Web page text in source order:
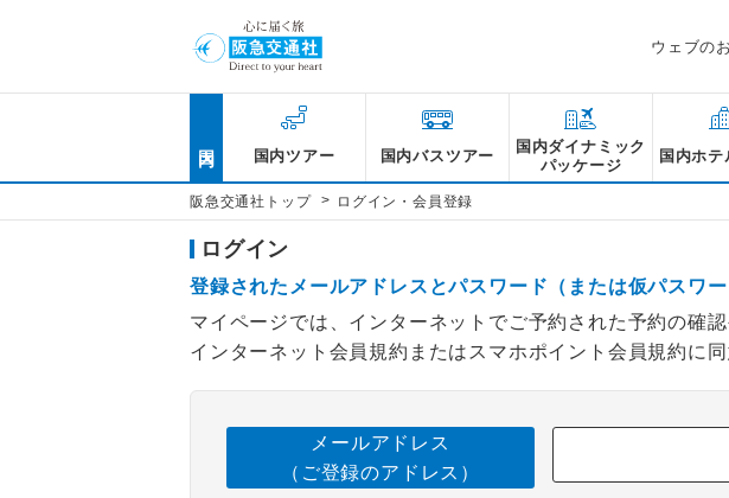
ウェブの
国内ツアー 国内バスツアー
国内ダイナミック
パッケージ
国内ホテ
阪急交通社トップ > ログイン・会員登録
ログイン
登録されたメールアドレスとパスワード（または仮パスワ
マイページでは、インターネットでご予約された予約の確
インターネット会員規約またはスマホポイント会員規約に
メールアドレス
（ご登録のアドレス）